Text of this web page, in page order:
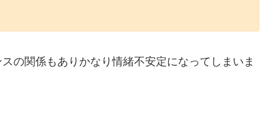
の関係もありかなり情緒不安定になってしまいま